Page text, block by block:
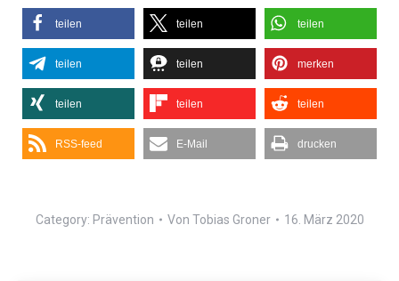
teilen teilen teilen
teilen teilen merken
teilen teilen teilen
RSS-feed E-Mail drucken
Category: Prävention Von Tobias Groner 16. März 2020